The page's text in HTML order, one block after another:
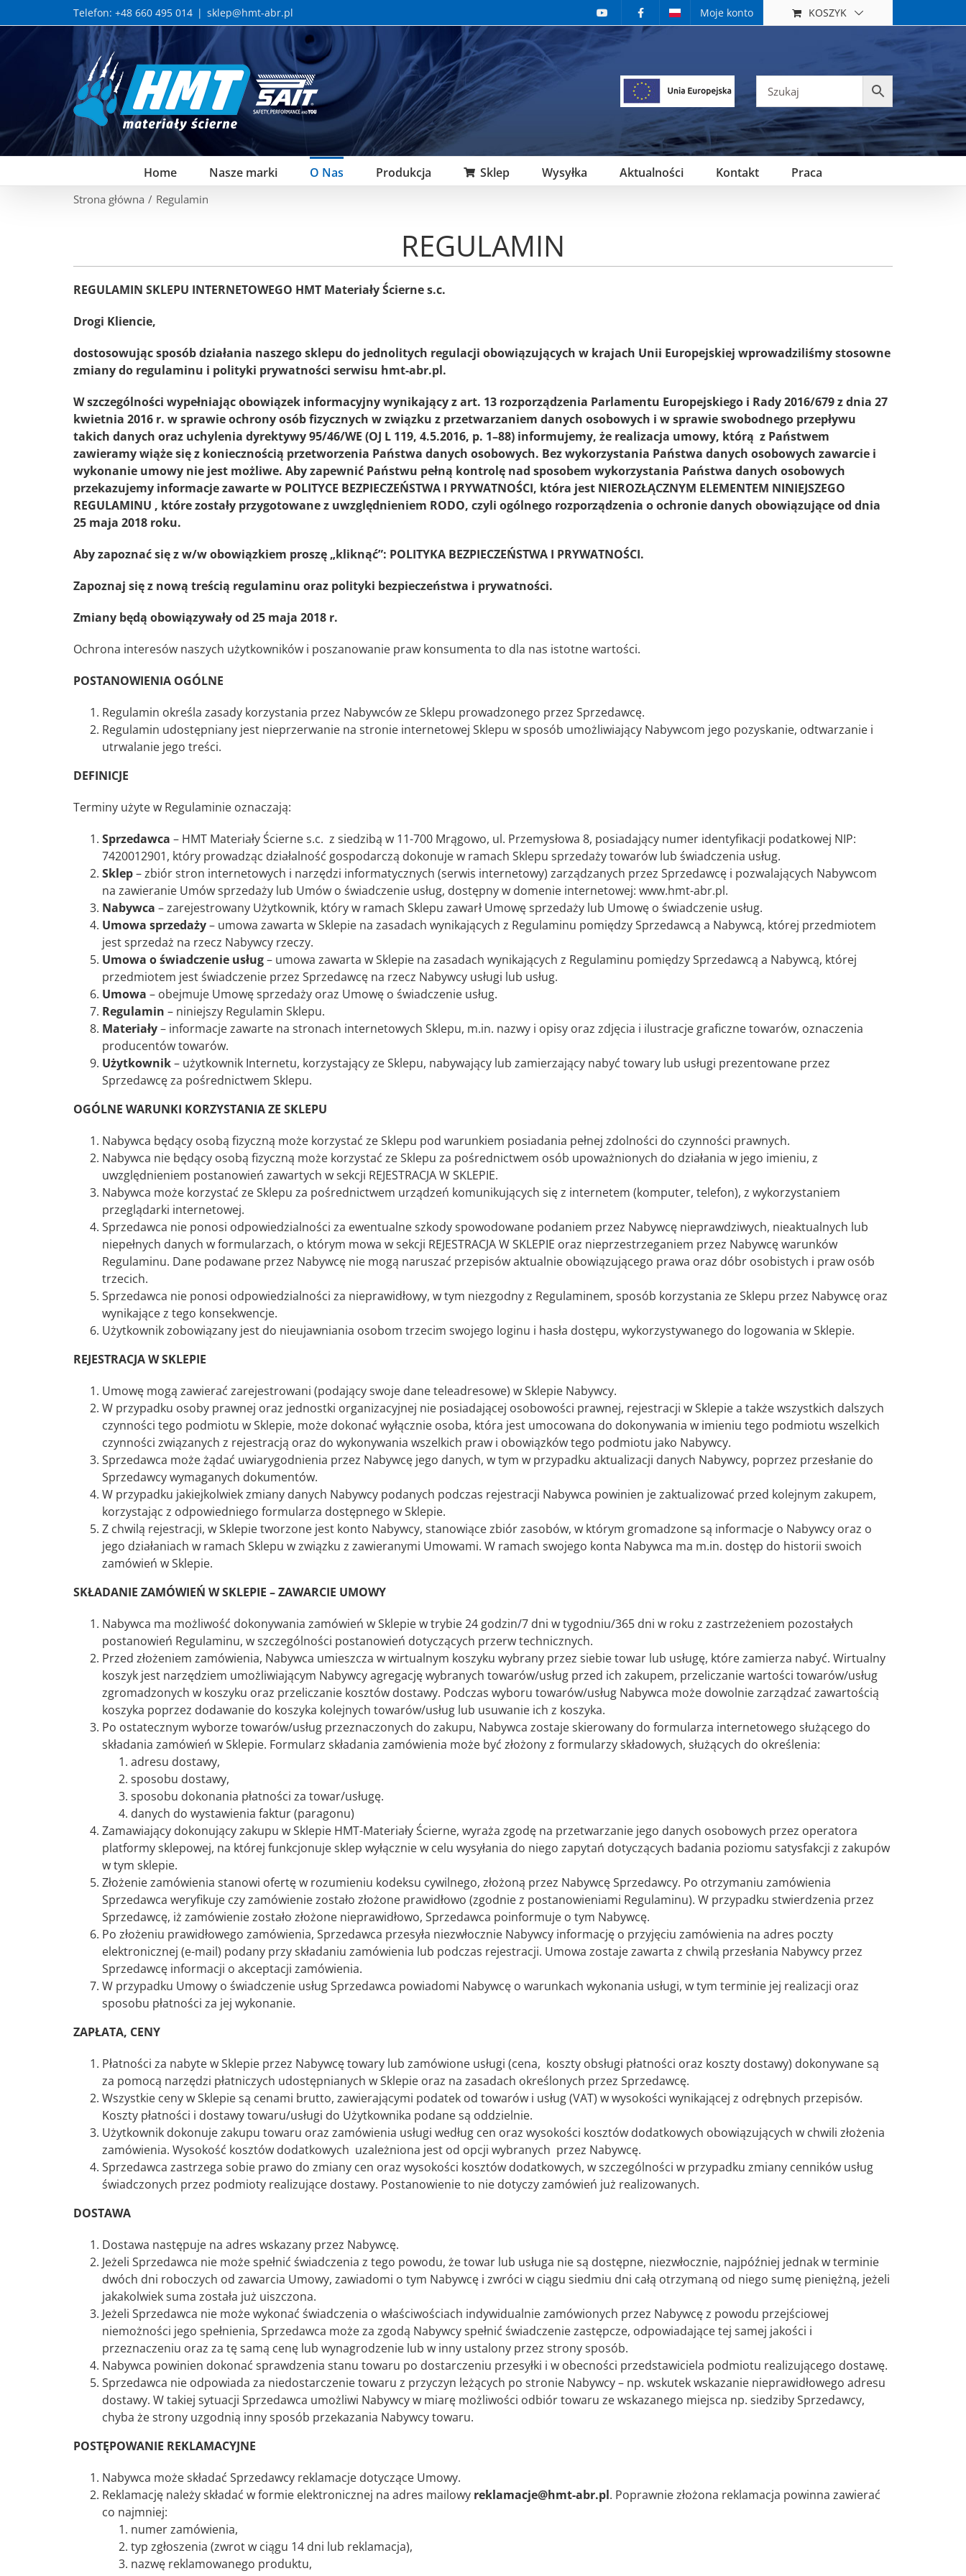
to
Telefon: +48 660 495 014 | sklep@hmt-abr.pl Moje konto KOSZYK
Home Nasze marki O Nas Produkcja Sklep Wysyłka Aktualności Kontakt Praca
Strona główna / Regulamin
REGULAMIN
REGULAMIN SKLEPU INTERNETOWEGO HMT Materiały Ścierne s.c.
Drogi Kliencie,
dostosowując sposób działania naszego sklepu do jednolitych regulacji obowiązujących w krajach Unii Europejskiej wprowadziliśmy stosowne
zmiany do regulaminu i polityki prywatności serwisu hmt-abr.pl.
W szczególności wypełniającobowiązek informacyjny wynikający z art. 13 rozporządzenia Parlamentu Europejskiego i Rady 2016/679 z dnia 27
kwietnia 2016 r. w sprawie ochrony osób fizycznych w związku z przetwarzaniem danych osobowych i w sprawie swobodnego przepływu
takich danych oraz uchylenia dyrektywy 95/46/WE (OJ L 119, 4.5.2016, p. 1–88) informujemy, że realizacja umowy, którą z Państwem
zawieramywiąże się z koniecznością przetworzenia Państwa danych osobowych. Bez wykorzystania Państwa danych osobowych zawarcie i
wykonanie umowy nie jest możliwe. Aby zapewnić Państwu pełną kontrolę nad sposobem wykorzystania Państwa danych osobowych
przekazujemy informacjezawarte w POLITYCE BEZPIECZEŃSTWA I PRYWATNOŚCI, która jest NIEROZŁĄCZNYM ELEMENTEM NINIEJSZEGO
REGULAMINU , które zostały przygotowane z uwzględnieniem RODO, czyli ogólnego rozporządzenia o ochronie danych obowiązujące od dnia
25 maja 2018 roku.
Aby zapoznać się z w/w obowiązkiem proszę „kliknąć”: POLITYKA BEZPIECZEŃSTWA I PRYWATNOŚCI.
Zapoznaj się z nową treścią regulaminu oraz polityki bezpieczeństwa i prywatności.
Zmiany będą obowiązywały od 25 maja 2018 r.
Ochrona interesów naszych użytkowników i poszanowanie praw konsumenta to dla nas istotne wartości.
POSTANOWIENIA OGÓLNE
Regulamin określa zasady korzystania przez Nabywców ze Sklepu prowadzonego przez Sprzedawcę.
Regulamin udostępniany jest nieprzerwanie na stronie internetowej Sklepu w sposób umożliwiający Nabywcom jego pozyskanie, odtwarzanie i
utrwalanie jego treści.
DEFINICJE
Terminy użyte w Regulaminie oznaczają:
Sprzedawca – HMT Materiały Ścierne s.c. z siedzibą w 11-700 Mrągowo, ul. Przemysłowa 8, posiadający numer identyfikacji podatkowej NIP:
7420012901, który prowadząc działalność gospodarczą dokonuje w ramach Sklepu sprzedaży towarów lub świadczenia usług.
Sklep– zbiór stron internetowych i narzędzi informatycznych (serwis internetowy) zarządzanych przez Sprzedawcę i pozwalających Nabywcom
na zawieranie Umów sprzedaży lub Umów o świadczenie usług, dostępny w domenie internetowej: www.hmt-abr.pl.
Nabywca – zarejestrowany Użytkownik, który w ramach Sklepu zawarł Umowę sprzedaży lub Umowę o świadczenie usług.
Umowa sprzedaży– umowa zawarta w Sklepie na zasadach wynikających z Regulaminu pomiędzy Sprzedawcą a Nabywcą, której przedmiotem
jest sprzedaż na rzecz Nabywcy rzeczy.
Umowa o świadczenie usług– umowa zawarta w Sklepie na zasadach wynikających z Regulaminu pomiędzy Sprzedawcą a Nabywcą, której
przedmiotem jest świadczenie przez Sprzedawcę na rzecz Nabywcy usługi lub usług.
Umowa – obejmuje Umowę sprzedaży oraz Umowę o świadczenie usług.
Regulamin – niniejszy Regulamin Sklepu.
Materiały– informacje zawarte na stronach internetowych Sklepu, m.in. nazwy i opisy oraz zdjęcia i ilustracje graficzne towarów, oznaczenia
producentów towarów.
Użytkownik– użytkownik Internetu, korzystający ze Sklepu, nabywający lub zamierzający nabyć towary lub usługi prezentowane przez
Sprzedawcę za pośrednictwem Sklepu.
OGÓLNE WARUNKI KORZYSTANIA ZE SKLEPU
Nabywca będący osobą fizyczną może korzystać ze Sklepu pod warunkiem posiadania pełnej zdolności do czynności prawnych.
Nabywca nie będący osobą fizyczną może korzystać ze Sklepu za pośrednictwem osób upoważnionych do działania w jego imieniu, z
uwzględnieniem postanowień zawartych w sekcji REJESTRACJA W SKLEPIE.
Nabywca może korzystać ze Sklepu za pośrednictwem urządzeń komunikujących się z internetem (komputer, telefon), z wykorzystaniem
przeglądarki internetowej.
Sprzedawca nie ponosi odpowiedzialności za ewentualne szkody spowodowane podaniem przez Nabywcę nieprawdziwych, nieaktualnych lub
niepełnych danych w formularzach, o którym mowa w sekcji REJESTRACJA W SKLEPIE oraz nieprzestrzeganiem przez Nabywcę warunków
Regulaminu. Dane podawane przez Nabywcę nie mogą naruszać przepisów aktualnie obowiązującego prawa oraz dóbr osobistych i praw osób
trzecich.
Sprzedawca nie ponosi odpowiedzialności za nieprawidłowy, w tym niezgodny z Regulaminem, sposób korzystania ze Sklepu przez Nabywcę oraz
wynikające z tego konsekwencje.
Użytkownik zobowiązany jest do nieujawniania osobom trzecim swojego loginu i hasła dostępu, wykorzystywanego do logowania w Sklepie.
REJESTRACJA W SKLEPIE
Umowę mogą zawierać zarejestrowani (podający swoje dane teleadresowe) w Sklepie Nabywcy.
W przypadku osoby prawnej oraz jednostki organizacyjnej nie posiadającej osobowości prawnej, rejestracji w Sklepie a także wszystkich dalszych
czynności tego podmiotu w Sklepie, może dokonać wyłącznie osoba, która jest umocowana do dokonywania w imieniu tego podmiotu wszelkich
czynności związanych z rejestracją oraz do wykonywania wszelkich praw i obowiązków tego podmiotu jako Nabywcy.
Sprzedawca może żądać uwiarygodnienia przez Nabywcę jego danych, w tym w przypadku aktualizacji danych Nabywcy, poprzez przesłanie do
Sprzedawcy wymaganych dokumentów.
W przypadku jakiejkolwiek zmiany danych Nabywcy podanych podczas rejestracji Nabywca powinien je zaktualizować przed kolejnym zakupem,
korzystając z odpowiedniego formularza dostępnego w Sklepie.
Z chwilą rejestracji, w Sklepie tworzone jest konto Nabywcy, stanowiące zbiór zasobów, w którym gromadzone są informacje o Nabywcy oraz o
jego działaniach w ramach Sklepu w związku z zawieranymi Umowami. W ramach swojego konta Nabywca ma m.in. dostęp do historii swoich
zamówień w Sklepie.
SKŁADANIE ZAMÓWIEŃ W SKLEPIE – ZAWARCIE UMOWY
Nabywca ma możliwość dokonywania zamówień w Sklepie w trybie 24 godzin/7 dni w tygodniu/365 dni w roku z zastrzeżeniem pozostałych
postanowień Regulaminu, w szczególności postanowień dotyczących przerw technicznych.
Przed złożeniem zamówienia, Nabywca umieszcza w wirtualnym koszyku wybrany przez siebie towar lub usługę, które zamierza nabyć. Wirtualny
koszyk jest narzędziem umożliwiającym Nabywcy agregację wybranych towarów/usług przed ich zakupem, przeliczanie wartości towarów/usług
zgromadzonych w koszyku oraz przeliczanie kosztów dostawy. Podczas wyboru towarów/usług Nabywca może dowolnie zarządzać zawartością
koszyka poprzez dodawanie do koszyka kolejnych towarów/usług lub usuwanie ich z koszyka.
Po ostatecznym wyborze towarów/usług przeznaczonych do zakupu, Nabywca zostaje skierowany do formularza internetowego służącego do
składania zamówień w Sklepie. Formularz składania zamówienia może być złożony z formularzy składowych, służących do określenia:
adresu dostawy,
sposobu dostawy,
sposobu dokonania płatności za towar/usługę.
danych do wystawienia faktur (paragonu)
Zamawiający dokonujący zakupu w Sklepie HMT-Materiały Ścierne, wyraża zgodę na przetwarzanie jego danych osobowych przez operatora
platformy sklepowej, na której funkcjonuje sklep wyłącznie w celu wysyłania do niego zapytań dotyczących badania poziomu satysfakcji z zakupów
w tym sklepie.
Złożenie zamówienia stanowi ofertę w rozumieniu kodeksu cywilnego, złożoną przez Nabywcę Sprzedawcy. Po otrzymaniu zamówienia
Sprzedawca weryfikuje czy zamówienie zostało złożone prawidłowo (zgodnie z postanowieniami Regulaminu). W przypadku stwierdzenia przez
Sprzedawcę, iż zamówienie zostało złożone nieprawidłowo, Sprzedawca poinformuje o tym Nabywcę.
Po złożeniu prawidłowego zamówienia, Sprzedawca przesyła niezwłocznie Nabywcy informację o przyjęciu zamówienia na adres poczty
elektronicznej (e-mail) podany przy składaniu zamówienia lub podczas rejestracji. Umowa zostaje zawarta z chwilą przesłania Nabywcy przez
Sprzedawcę informacji o akceptacji zamówienia.
W przypadku Umowy o świadczenie usług Sprzedawca powiadomi Nabywcę o warunkach wykonania usługi, w tym terminie jej realizacji oraz
sposobu płatności za jej wykonanie.
ZAPŁATA, CENY
Płatności za nabyte w Sklepie przez Nabywcę towary lub zamówione usługi (cena, koszty obsługi płatności oraz koszty dostawy) dokonywane są
za pomocą narzędzi płatniczych udostępnianych w Sklepie oraz na zasadach określonych przez Sprzedawcę.
Wszystkie ceny w Sklepie są cenami brutto, zawierającymi podatek od towarów i usług (VAT) w wysokości wynikającej z odrębnych przepisów.
Koszty płatności i dostawy towaru/usługi do Użytkownika podane są oddzielnie.
Użytkownik dokonuje zakupu towaru oraz zamówienia usługi według cen oraz wysokości kosztów dodatkowych obowiązujących w chwili złożenia
zamówienia. Wysokość kosztów dodatkowych uzależniona jest od opcji wybranych przez Nabywcę.
Sprzedawca zastrzega sobie prawo do zmiany cen oraz wysokości kosztów dodatkowych, w szczególności w przypadku zmiany cenników usług
świadczonych przez podmioty realizujące dostawy. Postanowienie to nie dotyczy zamówień już realizowanych.
DOSTAWA
Dostawa następuje na adres wskazany przez Nabywcę.
Jeżeli Sprzedawca nie może spełnić świadczenia z tego powodu, że towar lub usługa nie są dostępne, niezwłocznie, najpóźniej jednak w terminie
dwóch dni roboczych od zawarcia Umowy, zawiadomi o tym Nabywcę i zwróci w ciągu siedmiu dni całą otrzymaną od niego sumę pieniężną, jeżeli
jakakolwiek suma została już uiszczona.
Jeżeli Sprzedawca nie może wykonać świadczenia o właściwościach indywidualnie zamówionych przez Nabywcę z powodu przejściowej
niemożności jego spełnienia, Sprzedawca może za zgodą Nabywcy spełnić świadczenie zastępcze, odpowiadające tej samej jakości i
przeznaczeniu oraz za tę samą cenę lub wynagrodzenie lub w inny ustalony przez strony sposób.
Nabywca powinien dokonać sprawdzenia stanu towaru po dostarczeniu przesyłki i w obecności przedstawiciela podmiotu realizującego dostawę.
Sprzedawca nie odpowiada za niedostarczenie towaru z przyczyn leżących po stronie Nabywcy – np. wskutek wskazanie nieprawidłowego adresu
dostawy. W takiej sytuacji Sprzedawca umożliwi Nabywcy w miarę możliwości odbiór towaru ze wskazanego miejsca np. siedziby Sprzedawcy,
chyba że strony uzgodnią inny sposób przekazania Nabywcy towaru.
POSTĘPOWANIE REKLAMACYJNE
Nabywca może składać Sprzedawcy reklamacje dotyczące Umowy.
Reklamację należy składać w formie elektronicznej na adres mailowy reklamacje@hmt-abr.pl. Poprawnie złożona reklamacja powinna zawierać
co najmniej:
numer zamówienia,
typ zgłoszenia (zwrot w ciągu 14 dni lub reklamacja),
nazwę reklamowanego produktu,